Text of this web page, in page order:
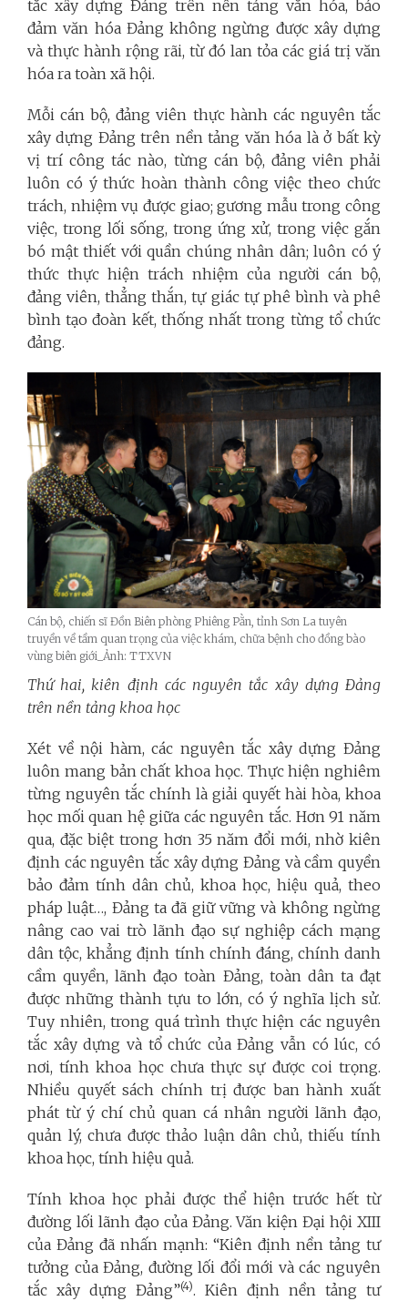
tắc xây dựng Đảng trên nền tảng văn hóa, bảo
đảm văn hóa Đảng không ngừng được xây dựng
và thực hành rộng rãi, từ đó lan tỏa các giá trị văn
hóa ra toàn xã hội.
Mỗi cán bộ, đảng viên thực hành các nguyên tắc
xây dựng Đảng trên nền tảng văn hóa là ở bất kỳ
vị trí công tác nào, từng cán bộ, đảng viên phải
luôn có ý thức hoàn thành công việc theo chức
trách, nhiệm vụ được giao; gương mẫu trong công
việc, trong lối sống, trong ứng xử, trong việc gắn
bó mật thiết với quần chúng nhân dân; luôn có ý
thức thực hiện trách nhiệm của người cán bộ,
đảng viên, thẳng thắn, tự giác tự phê bình và phê
bình tạo đoàn kết, thống nhất trong từng tổ chức
đảng.
Cán bộ, chiến sĩ Đồn Biên phòng Phiêng Pằn, tỉnh Sơn La tuyên
truyền về tầm quan trọng của việc khám, chữa bệnh cho đồng bào
vùng biên giới_Ảnh: TTXVN
Thứ hai, kiên định các nguyên tắc xây dựng Đảng
trên nền tảng khoa học
Xét về nội hàm, các nguyên tắc xây dựng Đảng
luôn mang bản chất khoa học. Thực hiện nghiêm
từng nguyên tắc chính là giải quyết hài hòa, khoa
học mối quan hệ giữa các nguyên tắc. Hơn 91 năm
qua, đặc biệt trong hơn 35 năm đổi mới, nhờ kiên
định các nguyên tắc xây dựng Đảng và cầm quyền
bảo đảm tính dân chủ, khoa học, hiệu quả, theo
pháp luật…, Đảng ta đã giữ vững và không ngừng
nâng cao vai trò lãnh đạo sự nghiệp cách mạng
dân tộc, khẳng định tính chính đáng, chính danh
cầm quyền, lãnh đạo toàn Đảng, toàn dân ta đạt
được những thành tựu to lớn, có ý nghĩa lịch sử.
Tuy nhiên, trong quá trình thực hiện các nguyên
tắc xây dựng và tổ chức của Đảng vẫn có lúc, có
nơi, tính khoa học chưa thực sự được coi trọng.
Nhiều quyết sách chính trị được ban hành xuất
phát từ ý chí chủ quan cá nhân người lãnh đạo,
quản lý, chưa được thảo luận dân chủ, thiếu tính
khoa học, tính hiệu quả.
Tính khoa học phải được thể hiện trước hết từ
đường lối lãnh đạo của Đảng. Văn kiện Đại hội XIII
của Đảng đã nhấn mạnh: “Kiên định nền tảng tư
tưởng của Đảng, đường lối đổi mới và các nguyên
tắc xây dựng Đảng”(4). Kiên định nền tảng tư